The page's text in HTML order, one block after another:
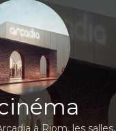
à Riom, les salles,